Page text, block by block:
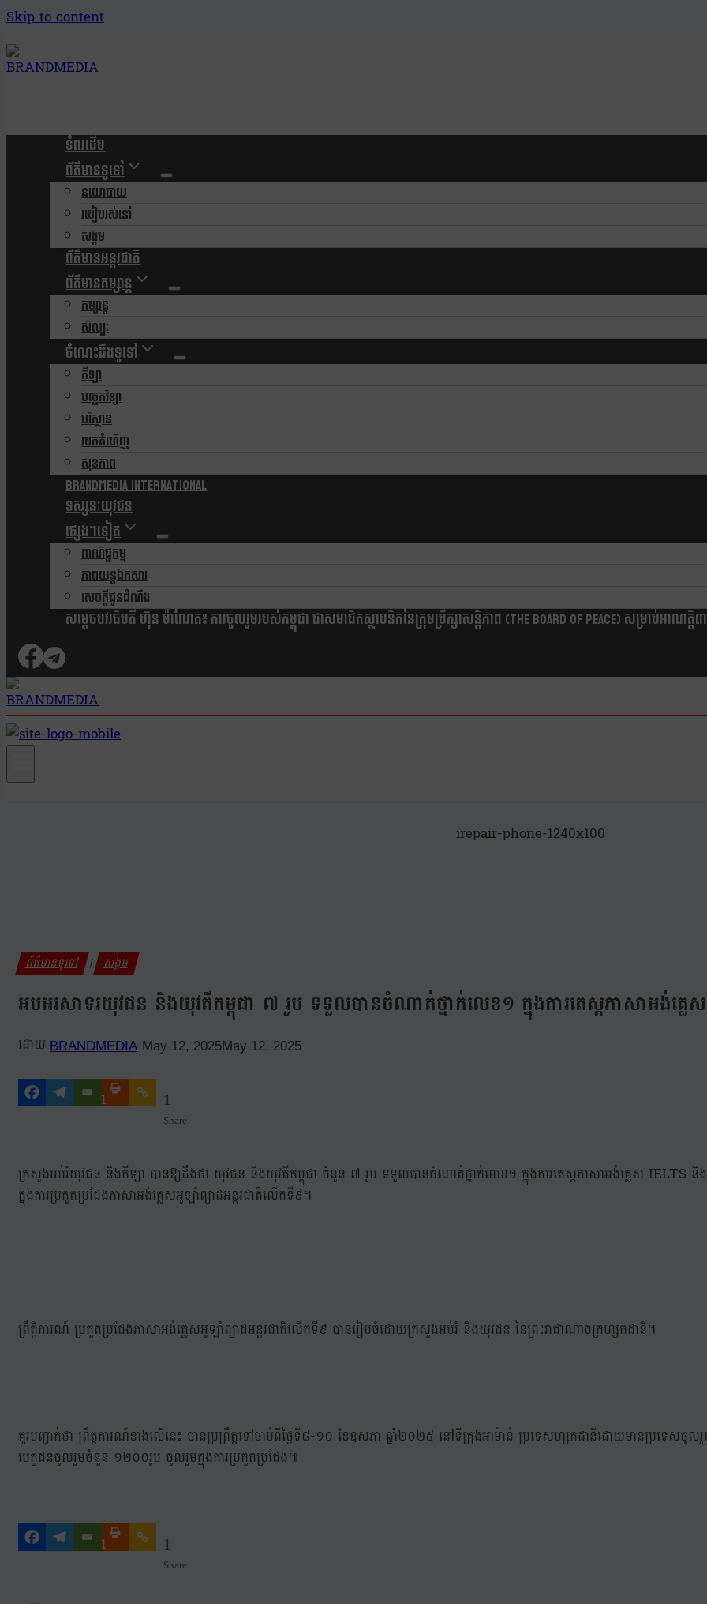
Skip to content
ទំពរដើម
ព័ត៌មានទូទៅ
នយោបាយ
របៀបរស់នៅ
សង្គម
ព័ត៌មានអន្តរជាតិ
ព័ត៌មានកម្សាន្ត
កម្សាន្ត
សិល្បៈ
ចំណេះដឹងទូទៅ
កីឡា
បច្ចេកវិទ្យា
បរិស្ថាន
របកគំហើញ
សុខភាព
Brandmedia international
ទស្សនៈយុវជន
ផ្សេងៗទៀត
ពាណិជ្ជកម្ម
ភាពយន្តឯកសារ
សេចក្តីជូនដំណឹង
សម្តេចបវរធិបតី ហ៊ុន ម៉ាណែត៖ ការចូលរួមរបស់កម្ពុជា ជាសមាជិកស្ថាបនិកនៃក្រុមប្រឹក្សាសន្តិភាព (The Board Of Peace) សម្រាប់អាណត្តិ៣
irepair-phone-1240x100
ព័ត៌មានទូទៅ | សង្គម
អបអរសាទរយុវជន និងយុវតីកម្ពុជា ៧ រូប ទទួលបានចំណាត់ថ្នាក់លេខ១ ក្នុងការតេស្តភាសាអង់គ្ល
BRANDMEDIA May 12, 2025May 12, 2025
1 1
Share
ក្រសួងអប់រំយុវជន និងកីឡា បានឱ្យដឹងថា យុវជន និងយុវតីកម្ពុជា ចំនួន ៧ រូប ទទួលបានចំណាត់ថ្នាក់លេខ១ ក្នុងការតេស្តភាសាអង់គ្លេស IELTS និងចំ
ក្នុងការប្រកួតប្រជែងភាសាអង់គ្លេសអូឡាំព្យាដអន្តរជាតិលើកទី៩។
ព្រឹត្តិការណ៍ ប្រកួតប្រជែងភាសាអង់គ្លេសអូឡាំព្យាដអន្តរជាតិលើកទី៩ បានរៀបចំដោយក្រសួងអប់រំ និងយុវជន នៃព្រះរាជាណាចក្រហ្សកដានី។
គួរបញ្ជាក់ថា ព្រឹត្តការណ៍ខាងលើនេះ បានប្រព្រឹត្តទៅចាប់ពីថ្ងៃទី៨-១០ ខែឧសភា ឆ្នាំ២០២៥ នៅទីក្រុងអាម៉ាន់ ប្រទេសហ្សកដានីដោយមានប្រទ
បេក្ខជនចូលរួមចំនួន ១២០០រូប ចូលរួមក្នុងការប្រកួតប្រជែង៕
1 1
Share